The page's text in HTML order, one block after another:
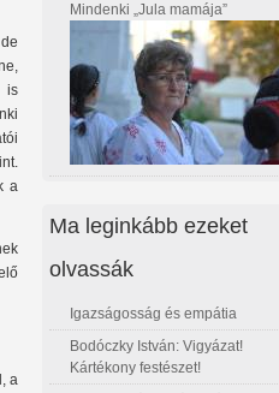
is
a
a
Mindenki „Jula mamája”
Ma leginkább ezeket
olvassák
Igazságosság és empátia
Bodóczky István: Vigyázat!
Kártékony festészet!